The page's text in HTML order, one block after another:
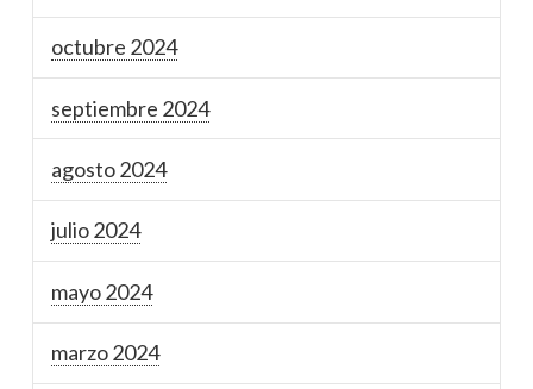
octubre 2024
septiembre 2024
agosto 2024
julio 2024
mayo 2024
marzo 2024